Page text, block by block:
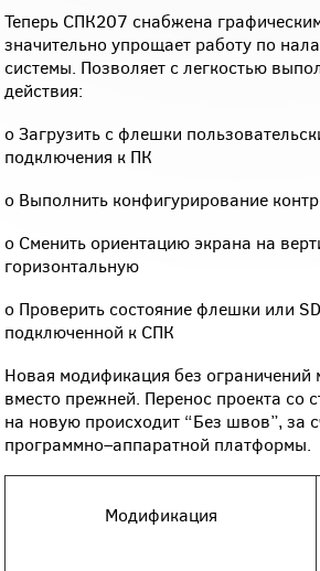
Теперь СПК207 снабжена
значительно упрощает работу по
системы. Позволяет с легкостью
действия:
o Загрузить с флешки
подключения к ПК
o Выполнить конфигурирование
o Сменить ориентацию экрана на
горизонтальную
o Проверить состояние флешки или
подключенной к СПК
Новая модификация без ограничений
вместо прежней. Перенос проекта со
на новую происходит “Без швов”, за
программно–аппаратной платформы.
Модификация